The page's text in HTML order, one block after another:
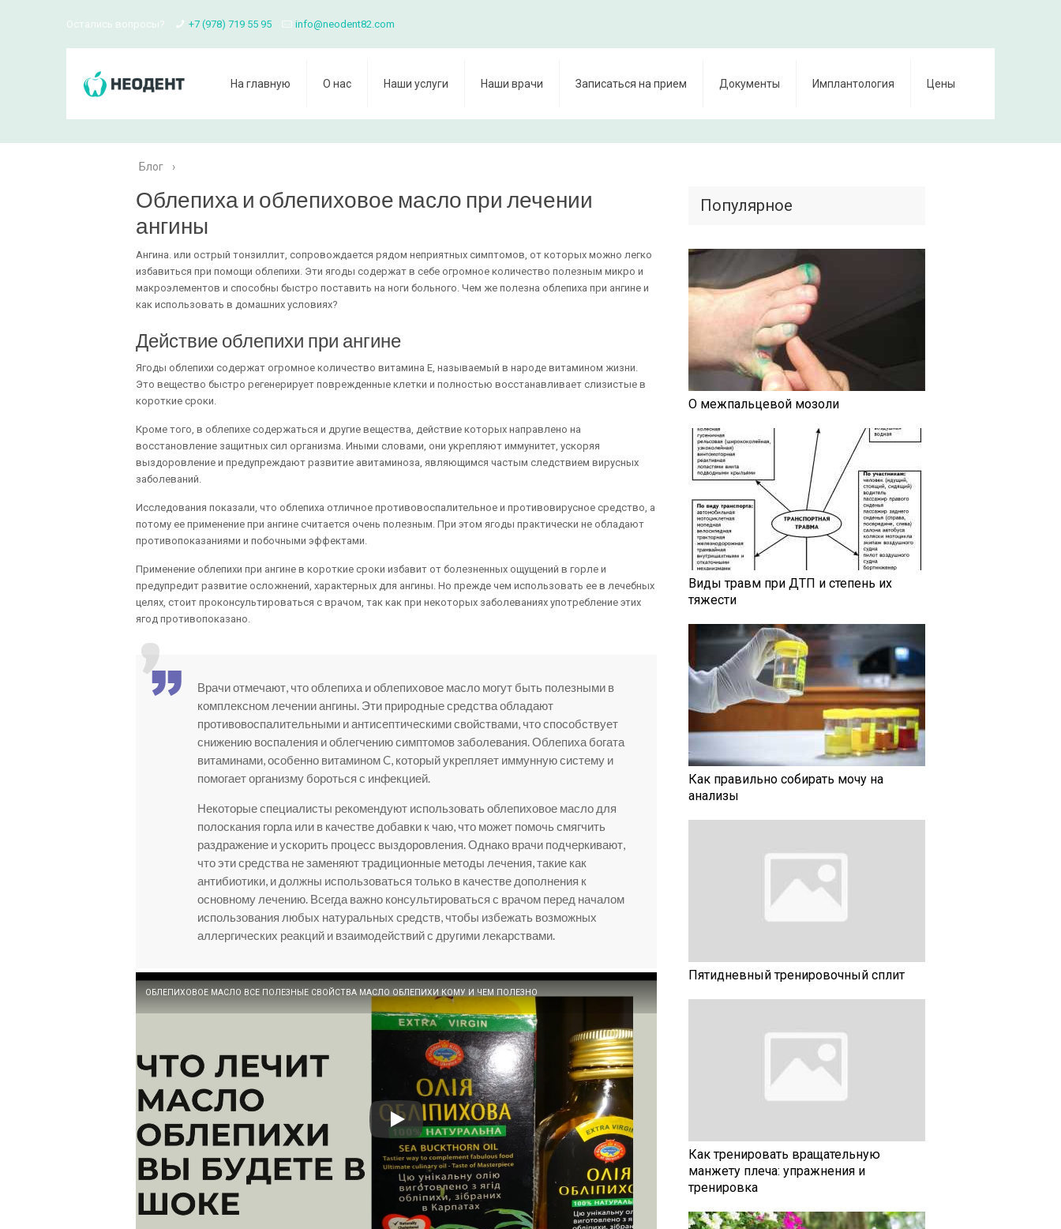
Остались вопросы? +7 (978) 719 55 95 info@neodent82.com
На главную О нас Наши услуги Наши врачи Записаться на прием Документы Имплантология Цены
Блог ›
Облепиха и облепиховое масло при лечении
ангины
Ангина. или острый тонзиллит, сопровождается рядом неприятных симптомов, от которых можно легко
избавиться при помощи облепихи. Эти ягоды содержат в себе огромное количество полезным микро и
макроэлементов и способны быстро поставить на ноги больного. Чем же полезна облепиха при ангине и
как использовать в домашних условиях?
Действие облепихи при ангине
Ягоды облепихи содержат огромное количество витамина Е, называемый в народе витамином жизни.
Это вещество быстро регенерирует поврежденные клетки и полностью восстанавливает слизистые в
короткие сроки.
Кроме того, в облепихе содержаться и другие вещества, действие которых направлено на
восстановление защитных сил организма. Иными словами, они укрепляют иммунитет, ускоряя
выздоровление и предупреждают развитие авитаминоза, являющимся частым следствием вирусных
заболеваний.
Исследования показали, что облепиха отличное противовоспалительное и противовирусное средство, а
потому ее применение при ангине считается очень полезным. При этом ягоды практически не обладают
противопоказаниями и побочными эффектами.
Применение облепихи при ангине в короткие сроки избавит от болезненных ощущений в горле и
предупредит развитие осложнений, характерных для ангины. Но прежде чем использовать ее в лечебных
целях, стоит проконсультироваться с врачом, так как при некоторых заболеваниях употребление этих
ягод противопоказано.
Врачи отмечают, что облепиха и облепиховое масло могут быть полезными в
комплексном лечении ангины. Эти природные средства обладают
противовоспалительными и антисептическими свойствами, что способствует
снижению воспаления и облегчению симптомов заболевания. Облепиха богата
витаминами, особенно витамином C, который укрепляет иммунную систему и
помогает организму бороться с инфекцией.
Некоторые специалисты рекомендуют использовать облепиховое масло для
полоскания горла или в качестве добавки к чаю, что может помочь смягчить
раздражение и ускорить процесс выздоровления. Однако врачи подчеркивают,
что эти средства не заменяют традиционные методы лечения, такие как
антибиотики, и должны использоваться только в качестве дополнения к
основному лечению. Всегда важно консультироваться с врачом перед началом
использования любых натуральных средств, чтобы избежать возможных
аллергических реакций и взаимодействий с другими лекарствами.
ОБЛЕПИХОВОЕ МАСЛО ВСЕ ПОЛЕЗНЫЕ СВОЙСТВА МАСЛО ОБЛЕПИХИ КОМУ И ЧЕМ ПОЛЕЗНО
Популярное
О межпальцевой мозоли
Виды травм при ДТП и степень их
тяжести
Как правильно собирать мочу на
анализы
Пятидневный тренировочный сплит
Как тренировать вращательную
манжету плеча: упражнения и
тренировка